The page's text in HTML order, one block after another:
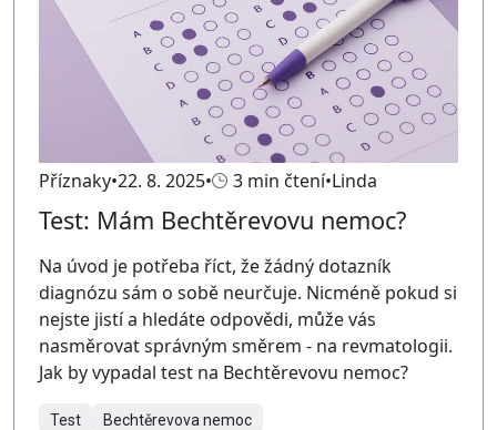
Příznaky 22. 8. 2025 3 min čtení Linda
Test: Mám Bechtěrevovu nemoc?
Na úvod je potřeba říct, že žádný dotazník
diagnózu sám o sobě neurčuje. Nicméně pokud si
nejste jistí a hledáte odpovědi, může vás
nasměrovat správným směrem - na revmatologii.
Jak by vypadal test na Bechtěrevovu nemoc?
Test Bechtěrevova nemoc